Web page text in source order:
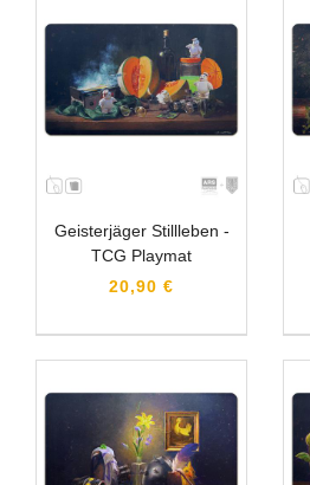
Geisterjäger Stillleben -
TCG Playmat
20,90 €